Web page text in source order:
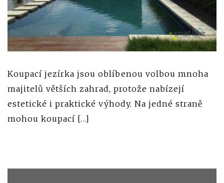
Koupací jezírka jsou oblíbenou volbou mnoha
majitelů větších zahrad, protože nabízejí
estetické i praktické výhody. Na jedné straně
mohou koupací […]